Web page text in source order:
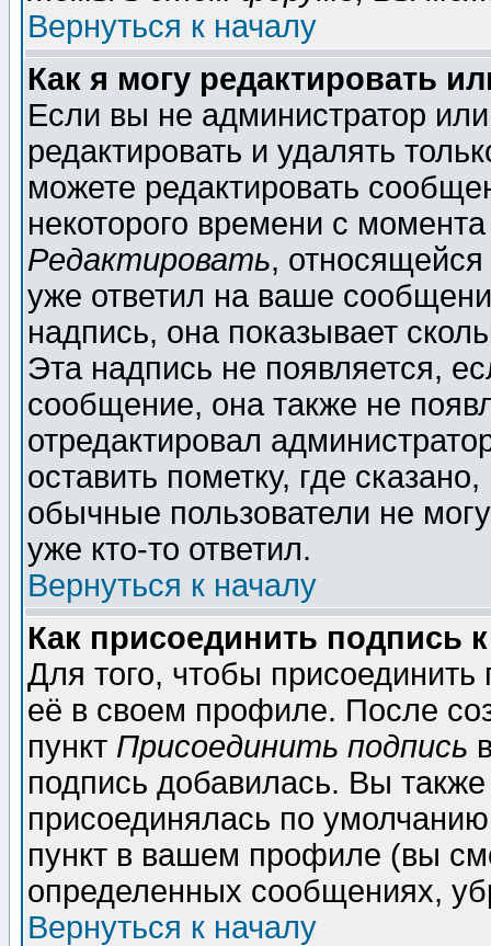
Вернуться к началу
Как я могу редактировать
Если вы не администратор
редактировать и удалять
можете редактировать
некоторого времени с
Редактировать,
уже ответил на ваше
надпись, она показывает
Эта надпись не появляется,
сообщение, она также не
отредактировал
оставить пометку, где
обычные пользователи не
уже кто-то ответил.
Вернуться к началу
Как присоединить подпись
Для того, чтобы
её в своем профиле. После
пункт Присоединить подпись
подпись добавилась. Вы
присоединялась по
пункт в вашем профиле (вы
определенных сообщениях,
Вернуться к началу